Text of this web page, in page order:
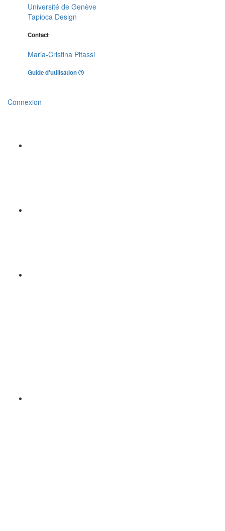
Université de Genève
Tapioca Design
Contact
Maria-Cristina Pitassi
Guide d'utilisation
Connexion